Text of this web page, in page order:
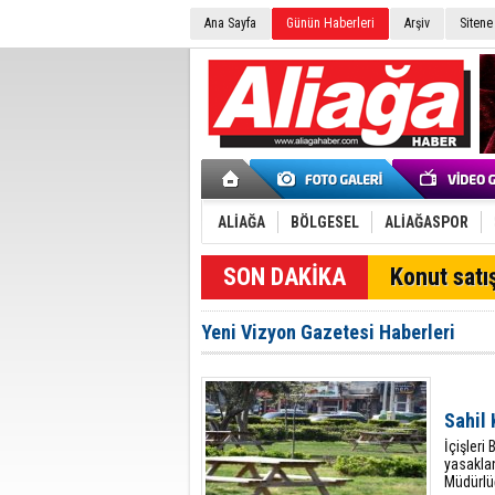
Ana Sayfa Günün Haberleri Arşiv
ALİAĞA BÖLGESEL ALİAĞASPOR
Konut
Yeni Vizyon Gazetesi Haberleri
Sahil
İçişleri